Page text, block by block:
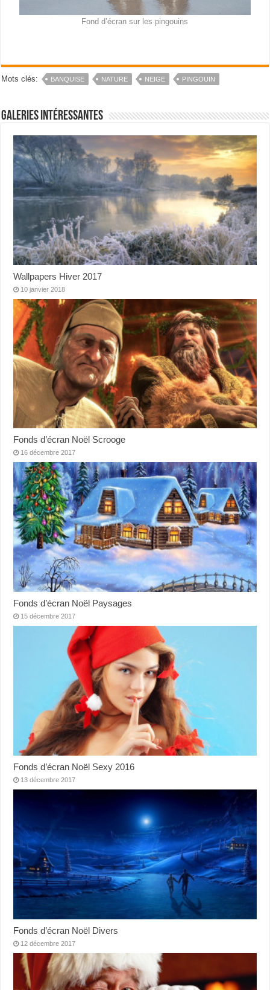
Fond d’écran sur les pingouins
Mots clés: BANQUISE NATURE NEIGE PINGOUIN
Galeries intéressantes
Wallpapers Hiver 2017
10 janvier 2018
Fonds d’écran Noël Scrooge
16 décembre 2017
Fonds d’écran Noël Paysages
15 décembre 2017
Fonds d’écran Noël Sexy 2016
13 décembre 2017
Fonds d’écran Noël Divers
12 décembre 2017